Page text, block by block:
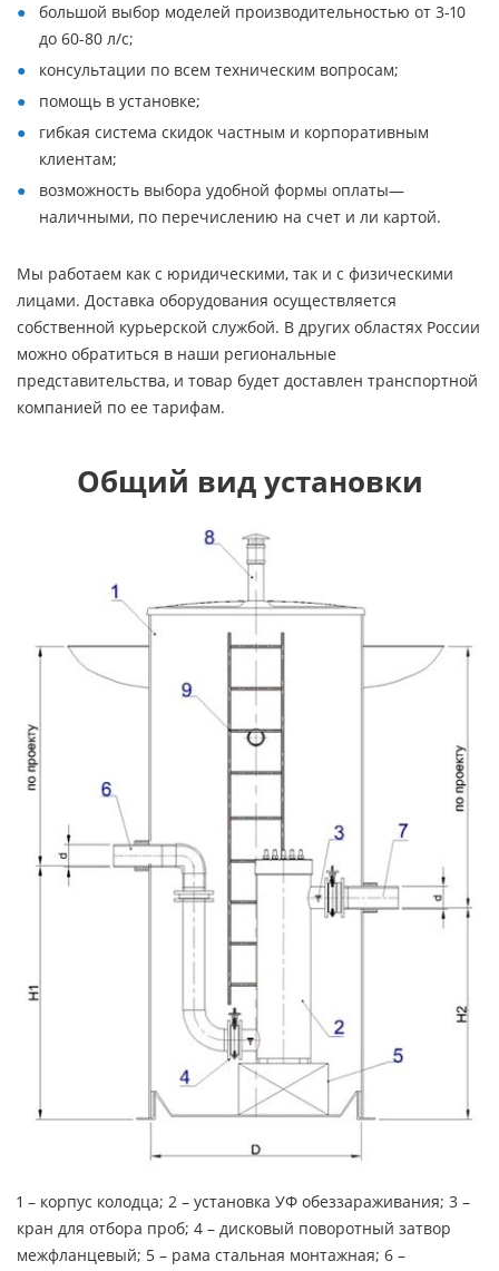
большой выбор моделей производительностью от 3-10
до 60-80 л/с;
консультации по всем техническим вопросам;
помощь в установке;
гибкая система скидок частным и корпоративным
клиентам;
возможность выбора удобной формы оплаты—
наличными, по перечислению на счет и ли картой.
Мы работаем как с юридическими, так и с физическими
лицами. Доставка оборудования осуществляется
собственной курьерской службой. В других областях России
можно обратиться в наши региональные
представительства, и товар будет доставлен транспортной
компанией по ее тарифам.
Общий вид установки
1 – корпус колодца; 2 – установка УФ обеззараживания; 3 –
кран для отбора проб; 4 – дисковый поворотный затвор
межфланцевый; 5 – рама стальная монтажная; 6 –